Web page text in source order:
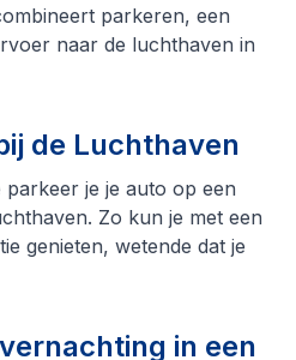
parkeren, een
naar de luchthaven in
de Luchthaven
je je auto op een
Zo kun je met een
genieten, wetende dat je
in een